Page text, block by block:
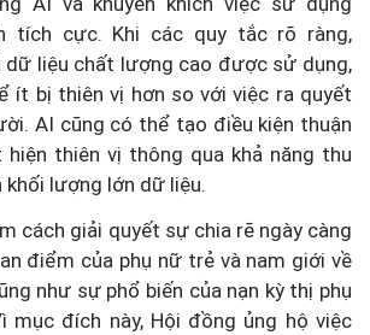
tích cực. Khi các quy tắc rõ ràng,
dữ liệu chất lượng cao được sử dụng,
ít bị thiên vị hơn so với việc ra quyết
AI cũng có thể tạo điều kiện thuận
hiện thiên vị thông qua khả năng thu
khối lượng lớn dữ liệu.
cách giải quyết sự chia rẽ ngày càng
điểm của phụ nữ trẻ và nam giới về
như sự phổ biến của nạn kỳ thị phụ
mục đích này, Hội đồng ủng hộ việc